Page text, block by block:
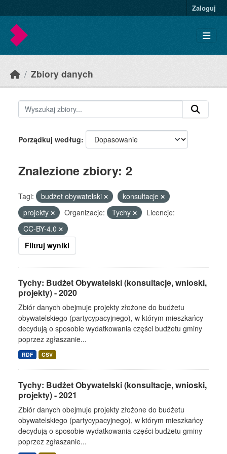
Zaloguj
Zbiory danych
Porządkuj według
Znalezione zbiory: 2
Tagi: budżet obywatelski
konsultacje
projekty
Organizacje: Tychy
Licencje:
CC-BY-4.0
Filtruj wyniki
Tychy: Budżet Obywatelski (konsultacje, wnioski,
projekty) - 2020
Zbiór danych obejmuje projekty złożone do budżetu
obywatelskiego (partycypacyjnego), w którym mieszkańcy
decydują o sposobie wydatkowania części budżetu gminy
poprzez zgłaszanie...
RDF CSV
Tychy: Budżet Obywatelski (konsultacje, wnioski,
projekty) - 2021
Zbiór danych obejmuje projekty złożone do budżetu
obywatelskiego (partycypacyjnego), w którym mieszkańcy
decydują o sposobie wydatkowania części budżetu gminy
poprzez zgłaszanie...